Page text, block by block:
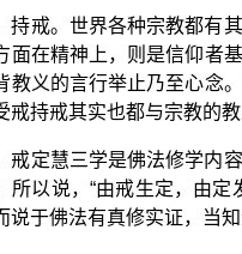
持戒。世界各种宗教都有
面在精神上，则是信仰者
教义的言行举止乃至心念
戒持戒其实也都与宗教的教
戒定慧三学是佛法修学内
所以说，“由戒生定，由
说于佛法有真修实证，当知